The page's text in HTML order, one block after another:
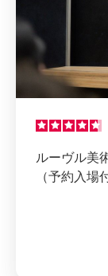
ルーヴル美
（予約入場